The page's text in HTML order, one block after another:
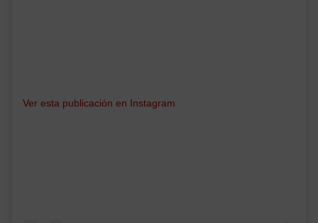
Ver esta publicación en Instagram